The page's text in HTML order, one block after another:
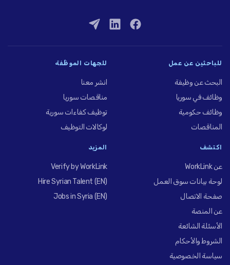
للباحثين عن عمل
البحث عن وظيفة
وظائف في سوريا
وظائف حكومية
المناقصات
للجهات الموظِّفة
انشر معنا
مناقصات سوريا
توظيف كفاءات سورية
لوكالات التوظيف
اكتشف
عن WorkLink
لوحة بيانات سوق العمل
صفحة الاتصال
عن المنصة
الأسئلة الشائعة
الشروط والأحكام
سياسة الخصوصية
المزيد
Verify by WorkLink
Hire Syrian Talent (EN)
Jobs in Syria (EN)